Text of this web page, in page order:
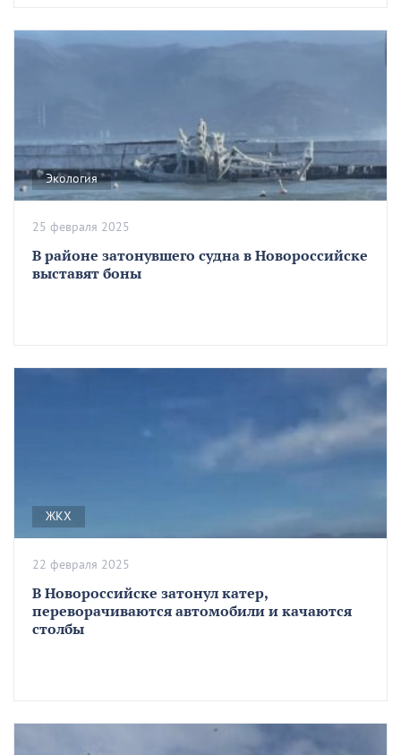
Экология
В районе затонувшего судна в Новороссийске
выставят боны
25 февраля 2025
ЖКХ
В Новороссийске затонул катер,
переворачиваются автомобили и качаются
столбы
22 февраля 2025